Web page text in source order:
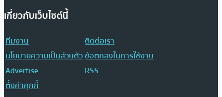
เกี่ยวกับเว็บไซต์นี้
ทีมงาน
ติดต่อเรา
นโยบายความเป็นส่วนตัวข้อตกลงในการใช้งาน
Advertise
RSS
ตั้งค่าคุกกี้